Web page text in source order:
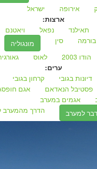
אירופה
ישראל
ארצות:
תאילנד נפאל
ויאטנם
בורמה סין
מונגוליה
הודו 2003 לאוס
ערים:
דיונות בגובי
קרחון בגובי
פסטיבל הנאדאם
אגם
אגמים במערב
למערב
הדרך מהמערב